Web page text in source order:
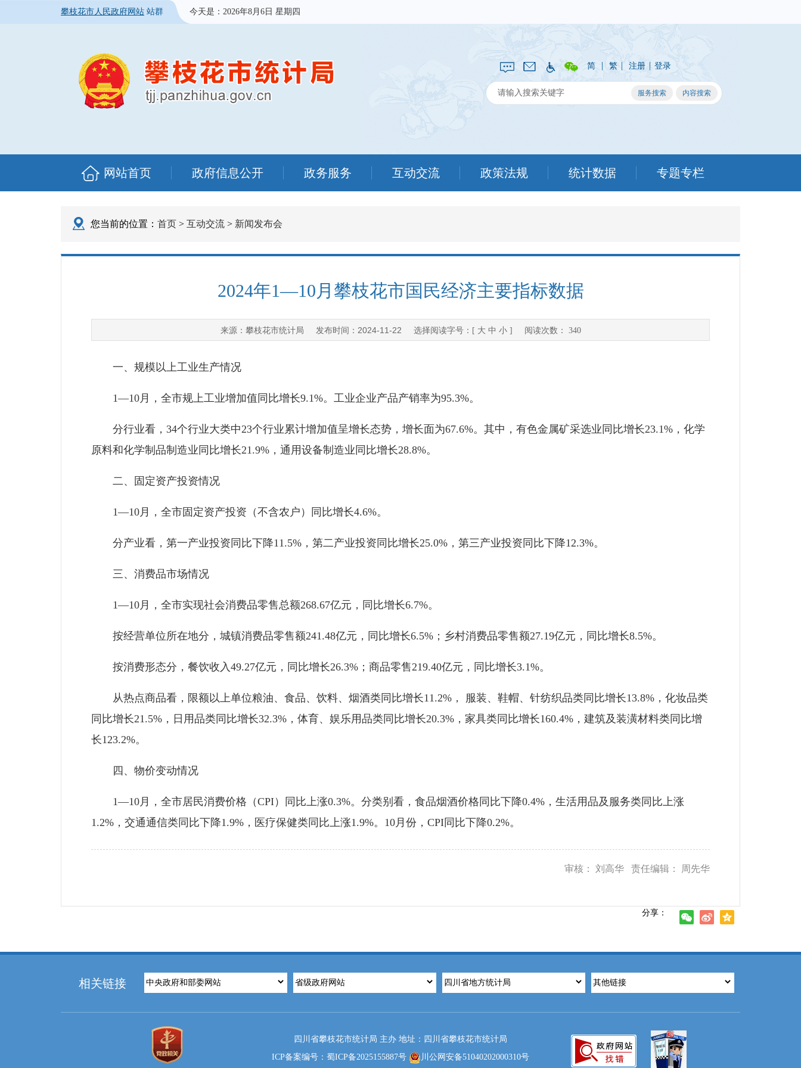
攀枝花市人民政府网站 站群 今天是： 2026年8月6日 星期四
简 | 繁 | 注册 | 登录
网站首页 政府信息公开 政务服务 互动交流 政策法规 统计数据 专题专栏
您当前的位置： 首页 > 互动交流 > 新闻发布会
2024年1—10月攀枝花市国民经济主要指标数据
来源： 攀枝花市统计局 发布时间： 2024-11-22 选择阅读字号：[ 大 中 小] 阅读次数： 340
一、规模以上工业生产情况
1—10月，全市规上工业增加值同比增长9.1%。工业企业产品产销率为95.3%。
分行业看，34个行业大类中23个行业累计增加值呈增长态势，增长面为67.6%。其中，有色金属矿采选业同比增长23.1%，化学
原料和化学制品制造业同比增长21.9%，通用设备制造业同比增长28.8%。
二、固定资产投资情况
1—10月，全市固定资产投资（不含农户）同比增长4.6%。
分产业看，第一产业投资同比下降11.5%，第二产业投资同比增长25.0%，第三产业投资同比下降12.3%。
三、消费品市场情况
1—10月，全市实现社会消费品零售总额268.67亿元，同比增长6.7%。
按经营单位所在地分，城镇消费品零售额241.48亿元，同比增长6.5%；乡村消费品零售额27.19亿元，同比增长8.5%。
按消费形态分，餐饮收入49.27亿元，同比增长26.3%；商品零售219.40亿元，同比增长3.1%。
从热点商品看，限额以上单位粮油、食品、饮料、烟酒类同比增长11.2%， 服装、鞋帽、针纺织品类同比增长13.8%，化妆品类
同比增长21.5%，日用品类同比增长32.3%，体育、娱乐用品类同比增长20.3%，家具类同比增长160.4%，建筑及装潢材料类同比增
长123.2%。
四、物价变动情况
1—10月，全市居民消费价格（CPI）同比上涨0.3%。分类别看，食品烟酒价格同比下降0.4%，生活用品及服务类同比上涨
1.2%，交通通信类同比下降1.9%，医疗保健类同比上涨1.9%。10月份，CPI同比下降0.2%。
审核： 刘高华 责任编辑： 周先华
分享：
相关链接
四川省攀枝花市统计局 主办 地址：四川省攀枝花市统计局
ICP备案编号：蜀ICP备2025155887号
川公网安备51040202000310号